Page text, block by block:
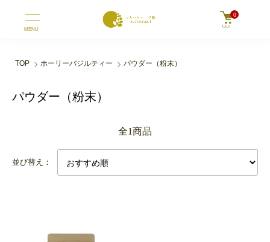
0
MENU
TOP ホーリーバジルティー パウダー（粉末）
パウダー（粉末）
全1商品
並び替え：